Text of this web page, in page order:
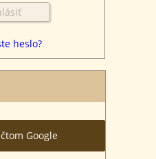
heslo?
Google